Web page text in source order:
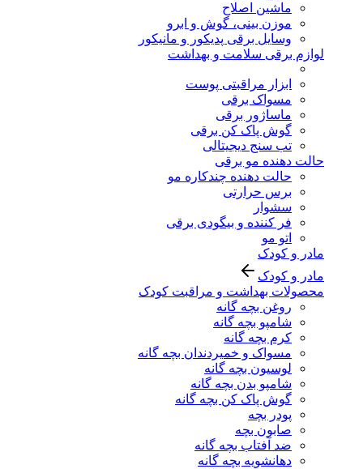
ماشین اصلاح
موزن بینی، گوش و ابرو
وسایل برقی پدیکور و مانیکور
لوازم برقی سلامت و بهداشت
ابزار مراقبتی پوست
مسواک برقی
ماساژور برقی
گوش پاک کن برقی
تب سنج دیجیتالی
حالت دهنده مو برقی
حالت دهنده چندکاره مو
برس حرارتی
سشوار
فر کننده و بیگودی برقی
اتو مو
مادر و کودک
مادر و کودک
محصولات بهداشت و مراقبت کودک
روغن بچه گانه
شامپو بچه گانه
کرم بچه گانه
مسواک و خمیردندان بچه گانه
لوسیون بچه گانه
شامپو بدن بچه گانه
گوش پاک کن بچه گانه
پودر بچه
صابون بچه
ضد آفتاب بچه گانه
دهانشویه بچه گانه